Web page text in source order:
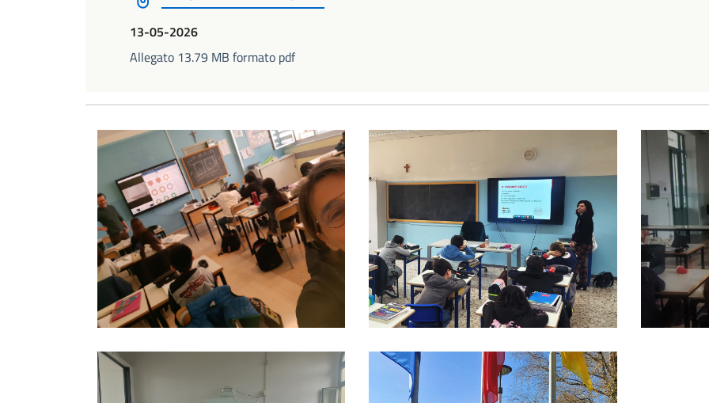
13-05-2026
Allegato 13.79 MB formato pdf
Foto01 Foto02 Foto03
Foto04 Foto05